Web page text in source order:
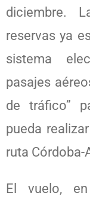
diciembre.
reservas ya
sistema
pasajes
de tráfico”
pueda
ruta Córdoba-
El vuelo,